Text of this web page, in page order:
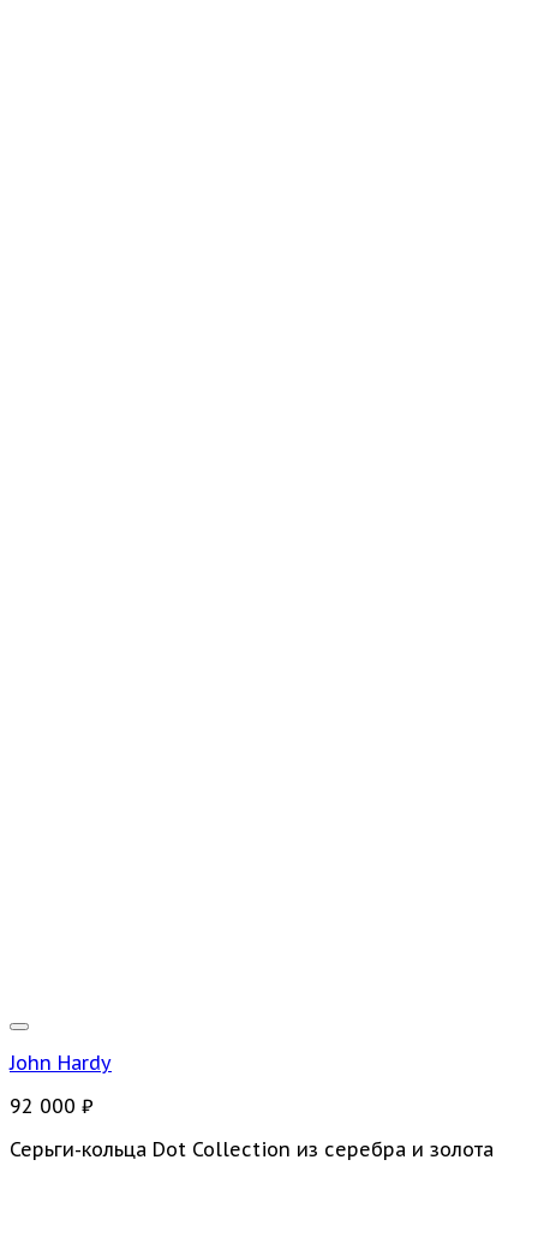
John Hardy
92 000 ₽
Серьги-кольца Dot Collection из серебра и золота